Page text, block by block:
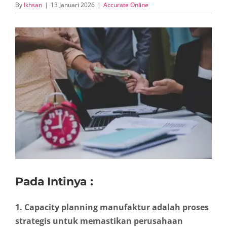
By Ikhsan | 13 Januari 2026 | Accurate Online
View
Larger
Image
Pada Intinya :
1. Capacity planning manufaktur adalah proses
strategis untuk memastikan perusahaan